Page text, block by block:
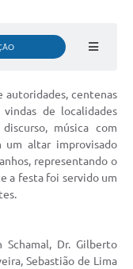
autoridades, centenas
de localidades
música com
um altar improvisado
representando o
a festa foi servido um
Dr. Gilberto
Sebastião de Lima